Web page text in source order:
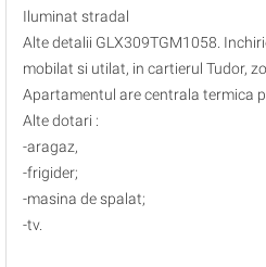
Iluminat stradal
Alte detalii GLX309TGM1058.
mobilat si utilat, in cartierul Tudor,
Apartamentul are centrala termica
Alte dotari :
-aragaz,
-frigider;
-masina de spalat;
-tv.